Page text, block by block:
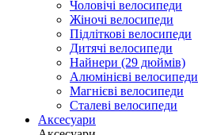
Чоловічі велосипеди
Жіночі велосипеди
Підліткові велосипеди
Дитячі велосипеди
Найнери (29 дюймів)
Алюмінієві велосипеди
Магнієві велосипеди
Сталеві велосипеди
Аксесуари